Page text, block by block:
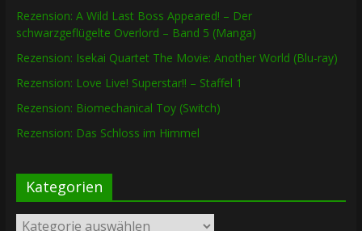
Rezension: A Wild Last Boss Appeared! – Der
schwarzgeflügelte Overlord – Band 5 (Manga)
Rezension: Isekai Quartet The Movie: Another World (Blu-ray)
Rezension: Love Live! Superstar!! – Staffel 1
Rezension: Biomechanical Toy (Switch)
Rezension: Das Schloss im Himmel
Kategorien
Kategorien